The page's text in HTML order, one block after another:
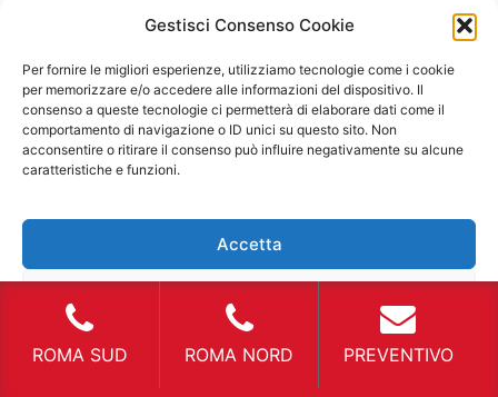
Gestisci Consenso Cookie
Per fornire le migliori esperienze, utilizziamo tecnologie come i cookie
per memorizzare e/o accedere alle informazioni del dispositivo. Il
consenso a queste tecnologie ci permetterà di elaborare dati come il
comportamento di navigazione o ID unici su questo sito. Non
acconsentire o ritirare il consenso può influire negativamente su alcune
caratteristiche e funzioni.
Accetta
Visualizza le preferenze
essere assolutamente indispensabili per un
corretto funzionamento del sistema. Il controllo
dell’olio e anche la trasmissione dell’albero
motore sono tutti componenti che si devono
interconnettere tra loro in modo impeccabile.
Inoltre, esiste anche il sistema frenante che
corretto funzionamento dei freni in caso di
emergenza. Il tagliando che deve essere
effettuato in tempi stabiliti. Inoltre, ci sono
anche le tasse che sono tante vanno dalla
revisione, ai bolli all’assicurazione. Queste sono
spese periodiche e specifiche che si devono
ROMA SUD ROMA NORD PREVENTIVO